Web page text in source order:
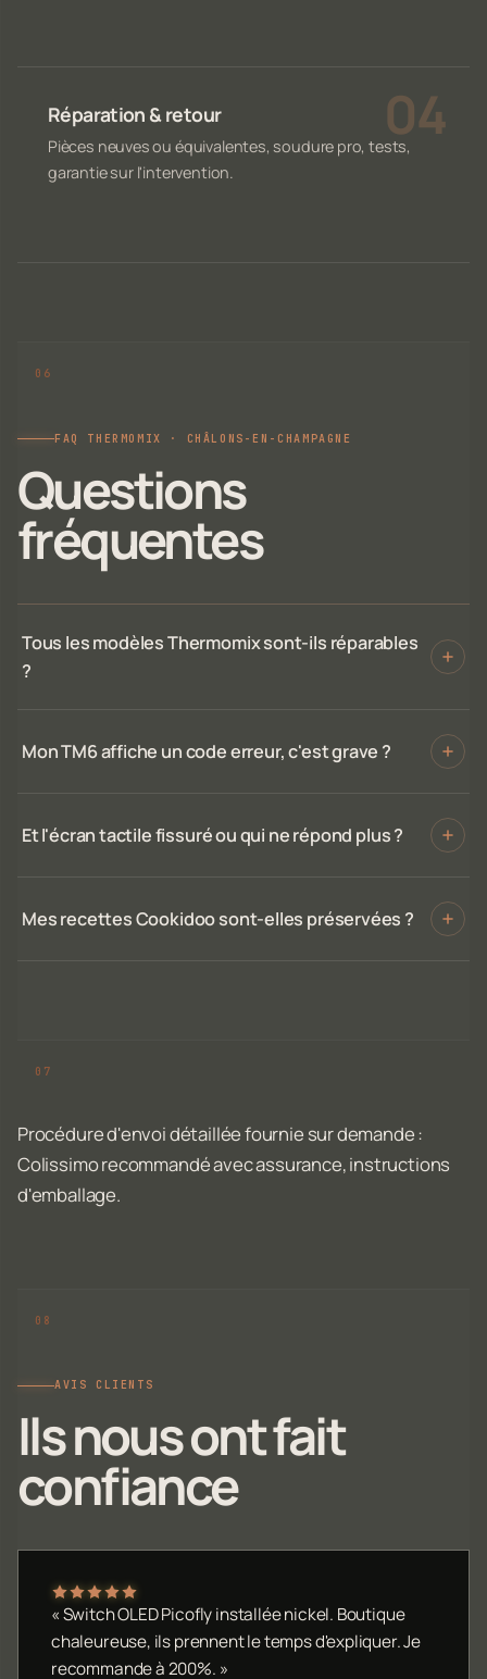
Réparation & retour
Pièces neuves ou équivalentes, soudure pro, tests,
garantie sur l'intervention.
FAQ THERMOMIX · CHÂLONS-EN-CHAMPAGNE
Questions
fréquentes
Tous les modèles Thermomix sont-ils réparables
?
Mon TM6 affiche un code erreur, c'est grave ?
Et l'écran tactile fissuré ou qui ne répond plus ?
Mes recettes Cookidoo sont-elles préservées ?
Procédure d'envoi détaillée fournie sur demande :
Colissimo recommandé avec assurance, instructions
d'emballage.
AVIS CLIENTS
Ils nous ont fait
confiance
« Switch OLED Picofly installée nickel. Boutique
chaleureuse, ils prennent le temps d'expliquer. Je
recommande à 200%. »